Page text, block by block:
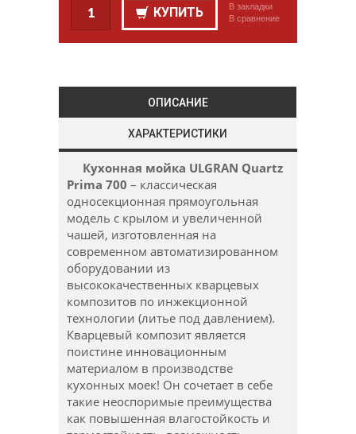
КУПИТЬ
В закладки
В сравнение
ОПИСАНИЕ
ХАРАКТЕРИСТИКИ
Кухонная мойка ULGRAN Quartz
Prima 700 – классическая
односекционная прямоугольная
модель с крылом и увеличенной
чашей, изготовленная на
современном автоматизированном
оборудовании из
высококачественных кварцевых
композитов по инжекционной
технологии (литье под давлением).
Кварцевый композит является
поистине инновационным
материалом в производстве
кухонных моек! Он сочетает в себе
такие неоспоримые преимущества
как повышенная влагостойкость и